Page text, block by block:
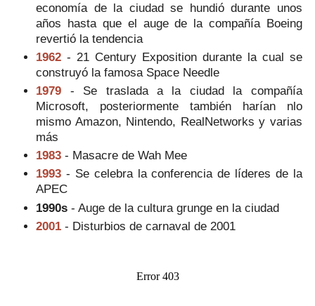
economía de la ciudad se hundió durante unos
años hasta que el auge de la compañía Boeing
revertió la tendencia
1962 - 21 Century Exposition durante la cual se
construyó la famosa Space Needle
1979 - Se traslada a la ciudad la compañía
Microsoft, posteriormente también harían nlo
mismo Amazon, Nintendo, RealNetworks y varias
más
1983 - Masacre de Wah Mee
1993 - Se celebra la conferencia de líderes de la
APEC
1990s - Auge de la cultura grunge en la ciudad
2001 - Disturbios de carnaval de 2001